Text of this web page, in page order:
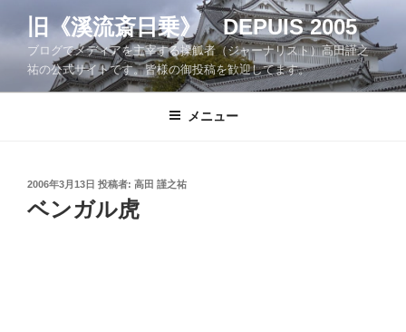
ツ
旧《溪流斎日乗》 DEPUIS 2005
ブログでメディアを主宰する操觚者（ジャーナリスト）高田謹之
祐の公式サイトです。皆様の御投稿を歓迎してます。
メニュー
投
日:
2006年3月13日 投稿者: 高田 謹之祐
ベンガル虎